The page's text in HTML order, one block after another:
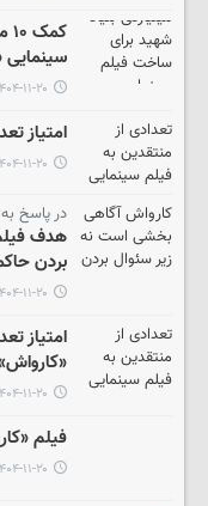
سینمایی
۱۴۰۴-۱۱-۲۰
امتیاز
۱۴۰۴-۱۱-۲۰
در پاسخ
هدف
بردن
۱۴۰۴-۱۱-۲۰
امتیاز
۱۴۰۴-۱۱-۲۰
فیلم
۱۴۰۴-۱۱-۲۰